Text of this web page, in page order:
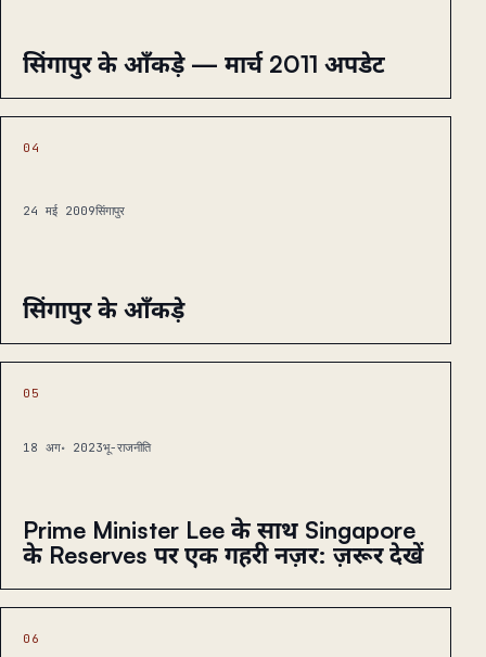
सिंगापुर के आँकड़े — मार्च 2011 अपडेट
04
24 मई 2009सिंगापुर
सिंगापुर के आँकड़े
05
18 अग॰ 2023भू-राजनीति
Prime Minister Lee के साथ Singapore
के Reserves पर एक गहरी नज़र: ज़रूर देखें
06